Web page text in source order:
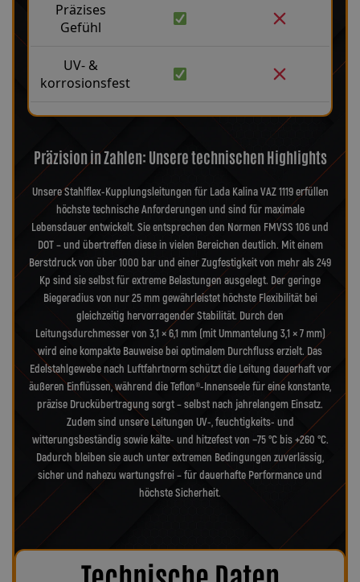
Präzises
Gefühl
UV- &
korrosionsfest
Präzision in Zahlen: Unsere technischen Highlights
Unsere Stahlflex-Kupplungsleitungen für Lada Kalina VAZ 1119 erfüllen
höchste technische Anforderungen und sind für maximale
Lebensdauer entwickelt. Sie entsprechen den Normen FMVSS 106 und
DOT – und übertreffen diese in vielen Bereichen deutlich. Mit einem
Berstdruck von über 1000 bar und einer Zugfestigkeit von mehr als 249
Kp sind sie selbst für extreme Belastungen ausgelegt. Der geringe
Biegeradius von nur 25 mm gewährleistet höchste Flexibilität bei
gleichzeitig hervorragender Stabilität. Durch den
Leitungsdurchmesser von 3,1 × 6,1 mm (mit Ummantelung 3,1 × 7 mm)
wird eine kompakte Bauweise bei optimalem Durchfluss erzielt. Das
Edelstahlgewebe nach Luftfahrtnorm schützt die Leitung dauerhaft vor
äußeren Einflüssen, während die Teflon®-Innenseele für eine konstante,
präzise Druckübertragung sorgt – selbst nach jahrelangem Einsatz.
Zudem sind unsere Leitungen UV-, feuchtigkeits- und
witterungsbeständig sowie kälte- und hitzefest von −75 °C bis +260 °C.
Dadurch bleiben sie auch unter extremen Bedingungen zuverlässig,
sicher und nahezu wartungsfrei – für dauerhafte Performance und
höchste Sicherheit.